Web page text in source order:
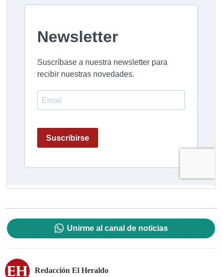
Unirme al canal de noticias
Redacción El Heraldo